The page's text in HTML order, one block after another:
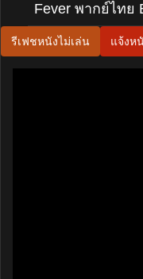
Fever พากย์ไทย
รีเฟชหนังไม่เล่น แจ้งห